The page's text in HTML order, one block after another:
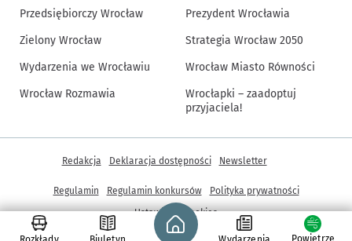
Strona główna - wroclaw.pl
Powietrze
Przedsiębiorczy Wrocław
Zielony Wrocław
Wydarzenia we Wrocławiu
Wrocław Rozmawia
Prezydent Wrocławia
Strategia Wrocław 2050
Wrocław Miasto Równości
Wrocłapki – zaadoptuj
przyjaciela!
Inne informacje
Redakcja Deklaracja dostępności Newsletter
Regulamin Regulamin konkursów
Polityka prywatności
Ustawienia cookies